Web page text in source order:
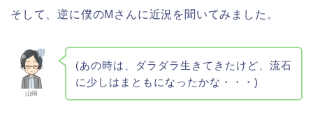
そして、逆に僕のMさんに近況を聞いてみました。
山崎
(あの時は、ダラダラ生きてきたけど、流石
に少しはまともになったかな・・・)